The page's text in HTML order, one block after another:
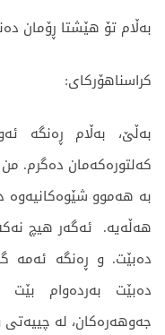
بەڵام تۆ هێشتا ڕۆمان
کراسناهۆرکای:
بەڵێ، بەڵام ڕەنگە
کەلتورەکەمان دەگرم. من
بە هەموو شێوەکانیەوە
هەڵەیە. ئەگەر هیچ
دەبێت. و ڕەنگە ئەمە
دەبێت بەردەوام
جەوهەرەکان، لە